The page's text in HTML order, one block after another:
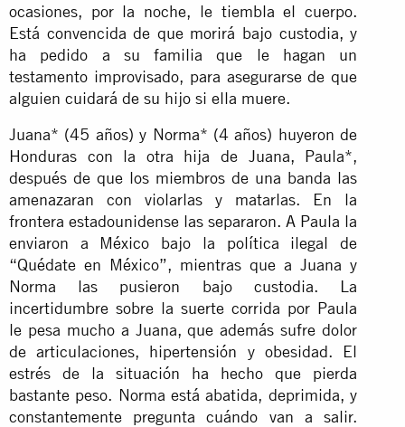
ocasiones, por la noche, le tiembla el cuerpo.
Está convencida de que morirá bajo custodia, y
ha pedido a su familia que le hagan un
testamento improvisado, para asegurarse de que
alguien cuidará de su hijo si ella muere.
Juana* (45 años) y Norma* (4 años) huyeron de
Honduras con la otra hija de Juana, Paula*,
después de que los miembros de una banda las
amenazaran con violarlas y matarlas. En la
frontera estadounidense las separaron. A Paula la
enviaron a México bajo la política ilegal de
“Quédate en México”, mientras que a Juana y
Norma las pusieron bajo custodia. La
incertidumbre sobre la suerte corrida por Paula
le pesa mucho a Juana, que además sufre dolor
de articulaciones, hipertensión y obesidad. El
estrés de la situación ha hecho que pierda
bastante peso. Norma está abatida, deprimida, y
constantemente pregunta cuándo van a salir.